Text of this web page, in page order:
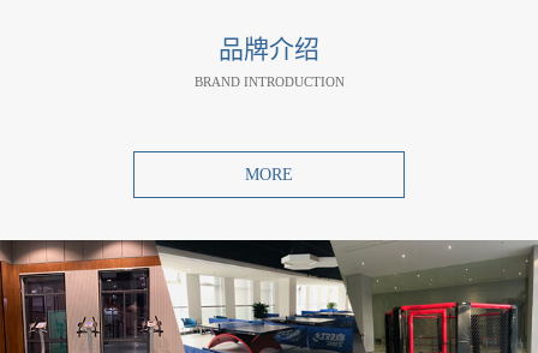
品牌介绍
BRAND INTRODUCTION
MORE